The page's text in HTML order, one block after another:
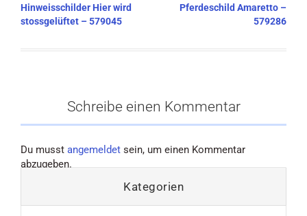
Hinweisschilder Hier wird
stossgelüftet – 579045
Pferdeschild Amaretto –
579286
Schreibe einen Kommentar
Du musst angemeldet sein, um einen Kommentar
abzugeben.
Kategorien